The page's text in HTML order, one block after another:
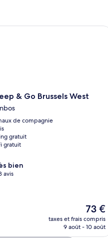
& Go Brussels West
de compagnie
gratuit
gratuit
bien
avis
Le
nouveau
prix
73 €
taxes et frais compris
9 août - 10 août
& Go Brussels West